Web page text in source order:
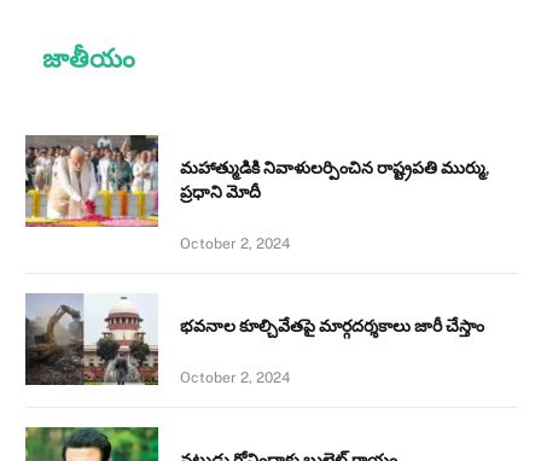
జాతీయం
మహాత్ముడికి నివాళులర్పించిన రాష్ట్రపతి ముర్ము,
ప్రధాని మోదీ
October 2, 2024
భవనాల కూల్చివేతపై మార్గదర్శకాలు జారీ చేస్తాం
October 2, 2024